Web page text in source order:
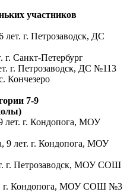
участников
г. Петрозаводск, ДС
г. Санкт-Петербург
г. Петрозаводск, ДС №113
Кончезеро
7-9
лет. г. Кондопога, МОУ
9 лет. г. Кондопога, МОУ
г. Петрозаводск, МОУ СОШ
г. Кондопога, МОУ СОШ №3